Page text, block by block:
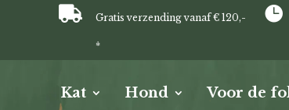
 Gratis verzending vanaf € 120,-
*

Kat Hond Voor de